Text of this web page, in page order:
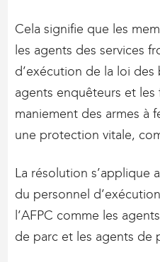
Cela signifie que les
les agents des services
d’exécution de la loi des
agents enquêteurs et les
maniement des armes à
une protection vitale,
La résolution s’applique
du personnel
l’AFPC comme les
de parc et les agents de